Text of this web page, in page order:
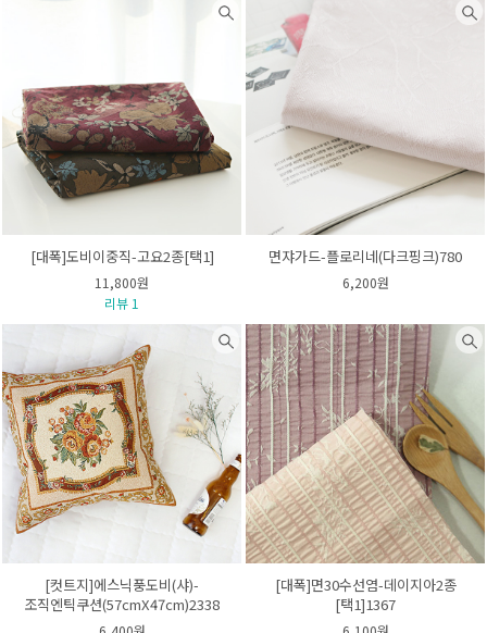
[대폭]도비이중직-고요2종[택1]
11,800원
리뷰 1
면쟈가드-플로리네(다크핑크)780
6,200원
[컷트지]에스닉풍도비(샤)-
조직엔틱쿠션(57cmX47cm)2338
[대폭]면30수선염-데이지아2종
[택1]1367